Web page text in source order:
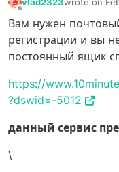
last edited
Вам нужен
регистрации и вы
постоянный ящик
https://
?dswid=-5012
данный сервис
\